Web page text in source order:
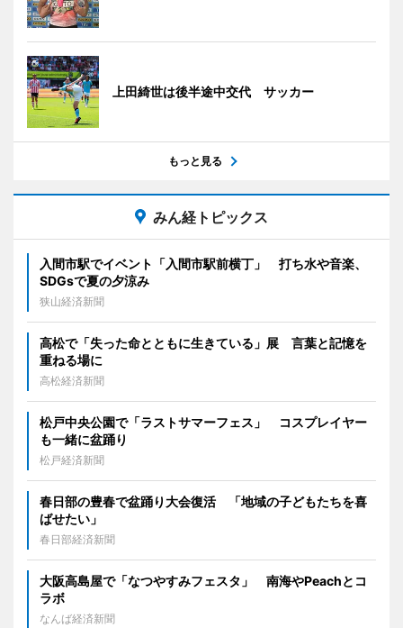
上田綺世は後半途中交代 サッカー
もっと見る
みん経トピックス
入間市駅でイベント「入間市駅前横丁」 打ち水や音楽、
SDGsで夏の夕涼み
狭山経済新聞
高松で「失った命とともに生きている」展 言葉と記憶を
重ねる場に
高松経済新聞
松戸中央公園で「ラストサマーフェス」 コスプレイヤー
も一緒に盆踊り
松戸経済新聞
春日部の豊春で盆踊り大会復活 「地域の子どもたちを喜
ばせたい」
春日部経済新聞
大阪高島屋で「なつやすみフェスタ」 南海やPeachとコ
ラボ
なんば経済新聞